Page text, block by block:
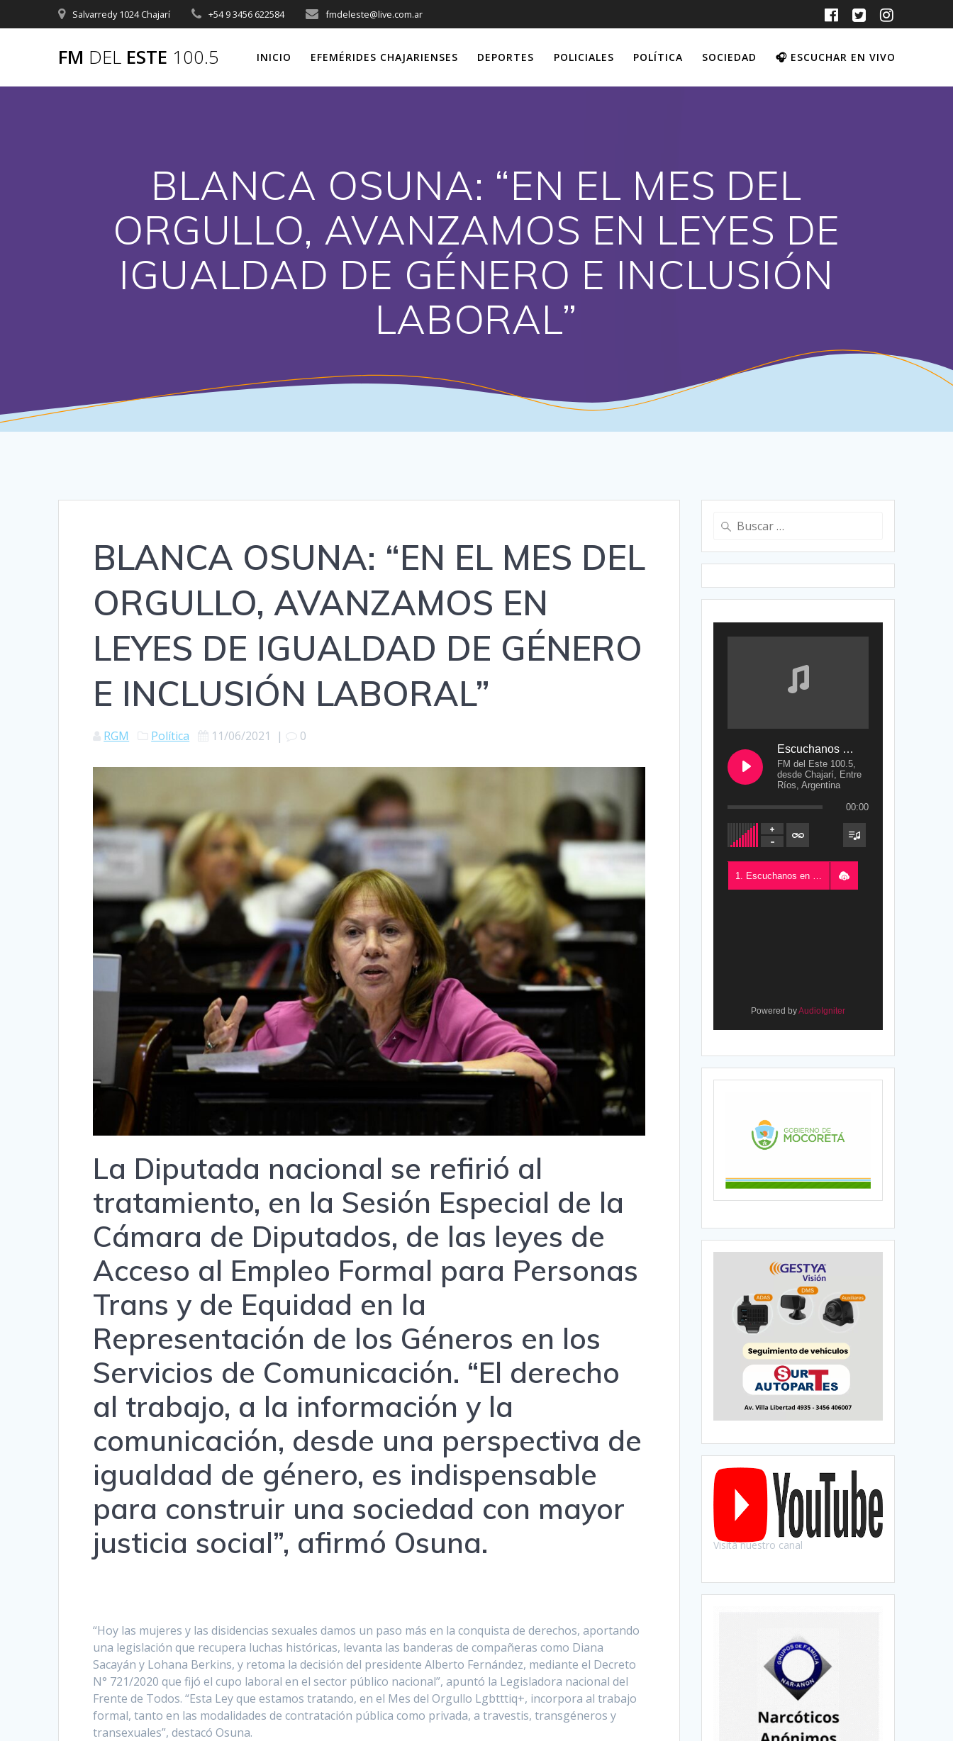
al
Salvarredy 1024 Chajarí +54 9 3456 622584 fmdeleste@live.com.ar
FM DEL ESTE 100.5 INICIO EFEMÉRIDES CHAJARIENSES DEPORTES POLICIALES POLÍTICA SOCIEDAD 🎧 ESCUCHAR EN VIVO
BLANCA OSUNA: “EN EL MES DEL
ORGULLO, AVANZAMOS EN LEYES DE
IGUALDAD DE GÉNERO E INCLUSIÓN
LABORAL”
BLANCA OSUNA: “EN EL MES DEL
ORGULLO, AVANZAMOS EN
LEYES DE IGUALDAD DE GÉNERO
E INCLUSIÓN LABORAL”
RGM Política 11/06/2021 | 0
La Diputada nacional se refirió al
tratamiento, en la Sesión Especial de la
Cámara de Diputados, de las leyes de
Acceso al Empleo Formal para Personas
Trans y de Equidad en la
Representación de los Géneros en los
Servicios de Comunicación. “El derecho
al trabajo, a la información y la
comunicación, desde una perspectiva de
igualdad de género, es indispensable
para construir una sociedad con mayor
justicia social”, afirmó Osuna.
“Hoy las mujeres y las disidencias sexuales damos un paso más en la conquista de derechos, aportando
una legislación que recupera luchas históricas, levanta las banderas de compañeras como Diana
Sacayán y Lohana Berkins, y retoma la decisión del presidente Alberto Fernández, mediante el Decreto
N° 721/2020 que fijó el cupo laboral en el sector público nacional”, apuntó la Legisladora nacional del
Frente de Todos. “Esta Ley que estamos tratando, en el Mes del Orgullo Lgbtttiq+, incorpora al trabajo
formal, tanto en las modalidades de contratación pública como privada, a travestis, transgéneros y
transexuales”, destacó Osuna.
Buscar:
Escuchanos en Vivo
FM del Este 100.5,
desde Chajarí, Entre
Ríos, Argentina
00:00
1. Escuchanos en Vivo - FM del Este 100.5, desde Chajarí, Entre Ríos, Argentina
Powered byAudioIgniter
Visitá nuestro canal